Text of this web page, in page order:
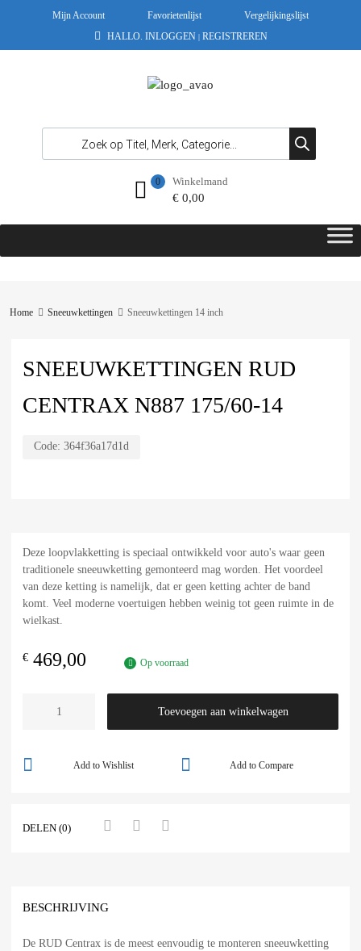
Mijn Account Favorietenlijst
Vergelijkingslijst
HALLO. INLOGGEN | REGISTREREN
Winkelmand
€0,00
0
Home Sneeuwkettingen Sneeuwkettingen 14 inch
SNEEUWKETTINGEN RUD
CENTRAX N887 175/60-14
Code: 364f36a17d1d
Deze loopvlakketting is speciaal ontwikkeld voor auto's waar geen
traditionele sneeuwketting gemonteerd mag worden. Het voordeel
van deze ketting is namelijk, dat er geen ketting achter de band
komt. Veel moderne voertuigen hebben weinig tot geen ruimte in de
wielkast.
€ 469,00 Op voorraad
Toevoegen aan winkelwagen
Add to Compare
Add to Wishlist
DELEN (0)
BESCHRIJVING
De RUD Centrax is de meest eenvoudig te monteren sneeuwketting